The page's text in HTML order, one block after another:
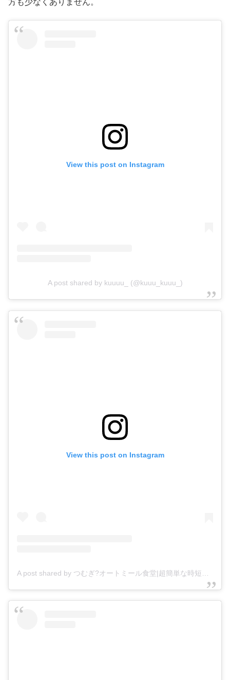
View this post on Instagram
A post shared by kuuuu_ (@kuuu_kuuu_)
View this post on Instagram